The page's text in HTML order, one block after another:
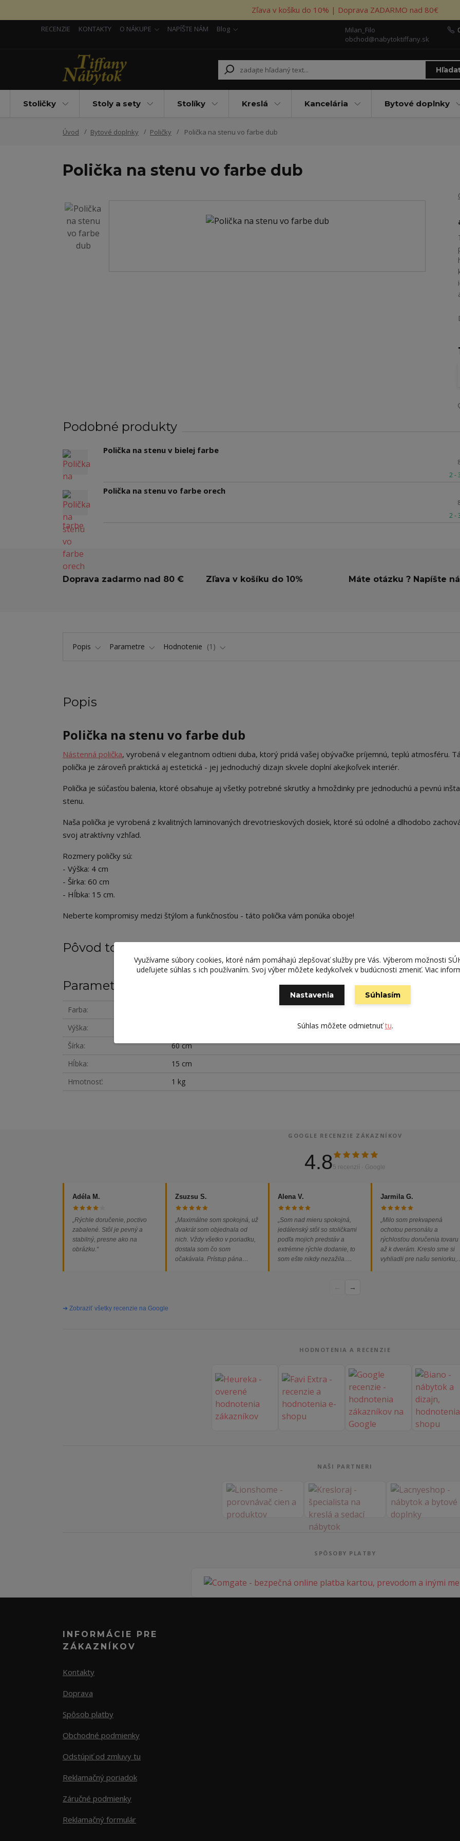
Zľava v košíku do 10% | Doprava ZADARMO nad 80€
RECENZIE KONTAKTY O NÁKUPE NAPÍŠTE NÁM
Blog
Milan_Filo
obchod@nabytoktiffany.sk
Stoličky Stoly a sety Stolíky Kreslá Kancelária Bytové doplnky
Úvod Bytové doplnky Poličky Polička na stenu vo farbe dub
Polička na stenu vo farbe dub
Podobné produkty
Polička na stenu v bielej farbe
2 -
Polička na stenu vo farbe orech
2 -
Doprava zadarmo nad 80 € Zľava v košíku do 10% Máte otázku ? Napíšte
Popis Parametre Hodnotenie 1
Popis
Polička na stenu vo farbe dub
Nástenná polička, vyrobená v elegantnom odtieni duba, ktorý pridá vašej obývačke príjemnú, teplú atmosféru.
polička je zároveň praktická aj estetická - jej jednoduchý dizajn skvele doplní akejkoľvek interiér.
Polička je súčasťou balenia, ktoré obsahuje aj všetky potrebné skrutky a hmoždinky pre jednoduchú a pevnú
stenu.
Naša polička je vyrobená z kvalitných laminovaných drevotrieskových dosiek, ktoré sú odolné a dlhodobo
svoj atraktívny vzhľad.
Rozmery poličky sú:
- Výška: 4 cm
- Šírka: 60 cm
- Hĺbka: 15 cm.
Neberte kompromisy medzi štýlom a funkčnosťou - táto polička vám ponúka oboje!
Pôvod tovaru
Parametre
Farba
Výška
Šírka
60 cm
Hĺbka
15 cm
Hmotnosť
1 kg
GOOGLE RECENZIE ZÁKAZNÍKOV
4.85 recenzií · Google
Adéla M.
„Rýchle doručenie, poctivo
zabalené. Stôl je pevný a
stabilný, presne ako na
obrázku.“
Zsuzsu S.
„Maximálne som spokojná, už
dvakrát som objednala od
nich. Vždy všetko v poriadku,
dostala som čo som
očakávala. Prístup pána
Alena V.
„Som nad mieru spokojná,
jedálenský stôl so stoličkami
podľa mojich predstáv a
extrémne rýchle dodanie, to
som ešte nikdy nezažila.
Jarmila G.
„Milo som prekvapená
ochotou personálu a
rýchlosťou doručenia tovaru
až k dverám. Kreslo sme si
vyhliadli pre našu seniorku,
→
➔ Zobraziť všetky recenzie na Google
HODNOTENIA A RECENZIE
NAŠI PARTNERI
SPÔSOBY PLATBY
INFORMÁCIE PRE
ZÁKAZNÍKOV
Kontakty
Doprava
Spôsob platby
Obchodné podmienky
Odstúpiť od zmluvy tu
Reklamačný poriadok
Záručné podmienky
Reklamačný formulár
Využívame súbory cookies, ktoré nám pomáhajú zlepšovať služby pre Vás. Výberom možnosti
udeľujete súhlas s ich používaním. Svoj výber môžete kedykoľvek v budúcnosti zmeniť. Viac
Nastavenia Súhlasím
Súhlas môžete odmietnuťtu.